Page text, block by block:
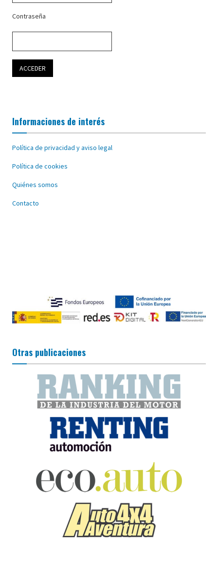
Contraseña
Informaciones de interés
Política de privacidad y aviso legal
Política de cookies
Quiénes somos
Contacto
Otras publicaciones